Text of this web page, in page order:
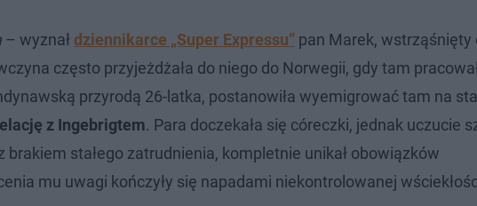
– wyznałdziennikarce „Super Expressu” pan Marek, wstrząśnięty
często przyjeżdżała do niego do Norwegii, gdy tam
przyrodą 26-latka, postanowiła wyemigrować tam na
z Ingebrigtem. Para doczekała się córeczki, jednak uczucie
brakiem stałego zatrudnienia, kompletnie unikał obowiązków
mu uwagi kończyły się napadami niekontrolowanej